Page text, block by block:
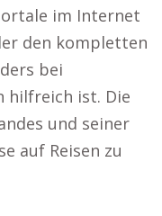
im Internet
den kompletten
bei
hilfreich ist. Die
und seiner
auf Reisen zu